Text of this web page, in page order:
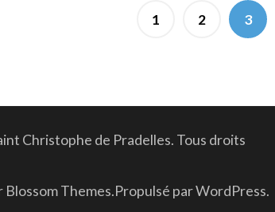
PAGE
1 PAGE
2 PAGE
3
Christophe de Pradelles. Tous droits
Blossom Themes.Propulsé parWordPress.